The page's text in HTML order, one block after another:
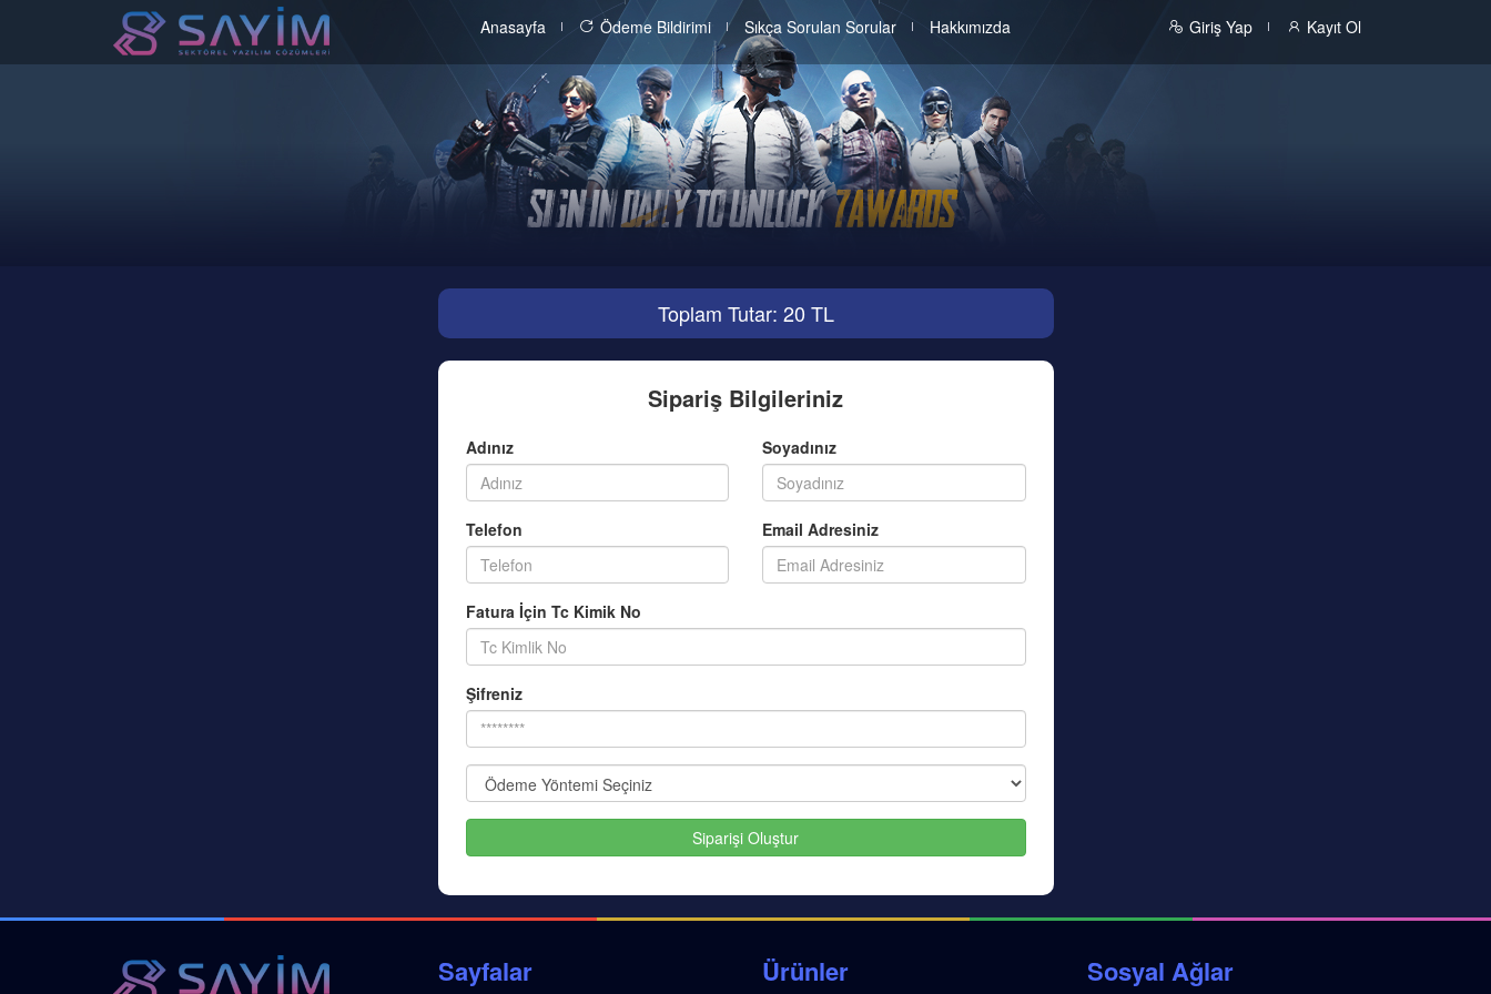
Anasayfa Ödeme Bildirimi Sıkça Sorulan Sorular Hakkımızda Giriş Yap Kayıt Ol
Toplam Tutar: 20 TL
Sipariş Bilgileriniz
Adınız Soyadınız
Telefon Email Adresiniz
Fatura İçin Tc Kimik No
Şifreniz
Siparişi Oluştur
Sayfalar Ürünler Sosyal Ağlar